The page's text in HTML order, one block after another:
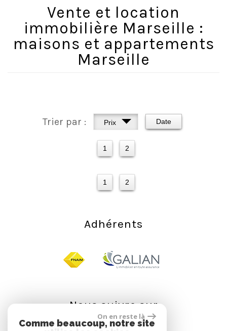
Vente et location
immobilière Marseille :
maisons et appartements
Marseille
Trier par : Prix Date
1 2
1 2
Adhérents
Nous suivre sur
On en reste là
Comme beaucoup, notre site